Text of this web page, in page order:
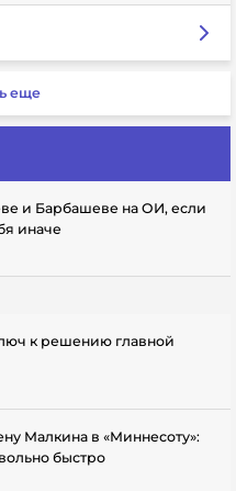
еще
и Барбашеве на ОИ, если
иначе
к решению главной
Малкина в «Миннесоту»:
быстро